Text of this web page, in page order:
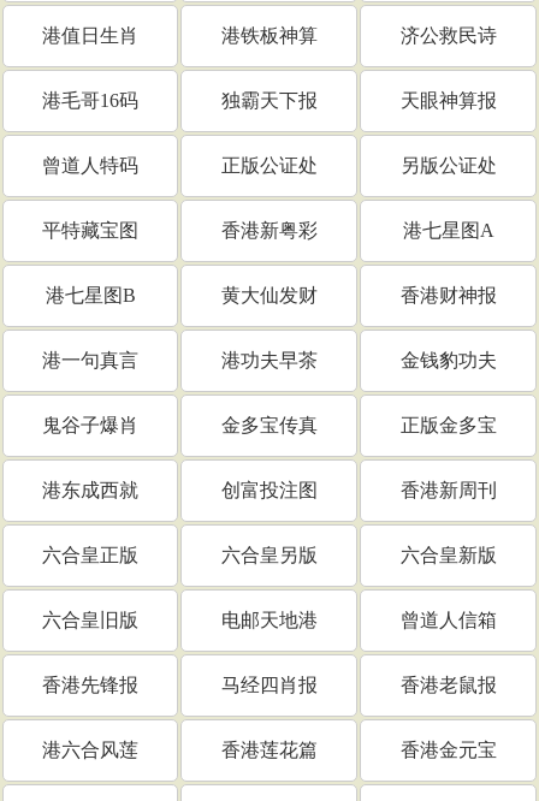
港值日生肖 港铁板神算 济公救民诗
港毛哥16码 独霸天下报 天眼神算报
曾道人特码 正版公证处 另版公证处
平特藏宝图 香港新粤彩 港七星图A
港七星图B 黄大仙发财 香港财神报
港一句真言 港功夫早茶 金钱豹功夫
鬼谷子爆肖 金多宝传真 正版金多宝
港东成西就 创富投注图 香港新周刊
六合皇正版 六合皇另版 六合皇新版
六合皇旧版 电邮天地港 曾道人信箱
香港先锋报 马经四肖报 香港老鼠报
港六合风莲 香港莲花篇 香港金元宝